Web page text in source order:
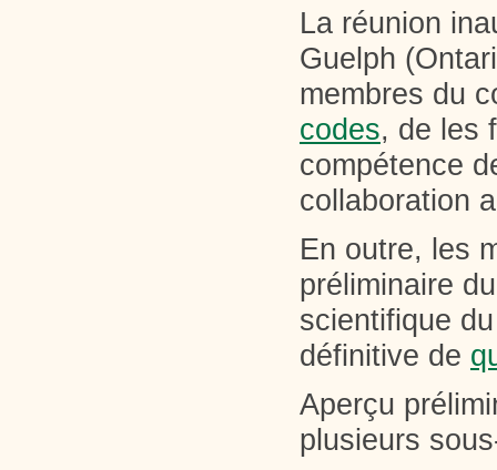
La réunion
Guelph
membres du
codes, de les
compétence
collaboration
En outre, les
préliminaire
scientifique
définitive de
Aperçu
plusieurs